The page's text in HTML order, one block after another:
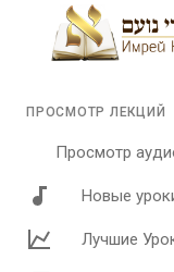
ПРОСМОТР ЛЕКЦИЙ
Просмотр
Новые
Лучшие